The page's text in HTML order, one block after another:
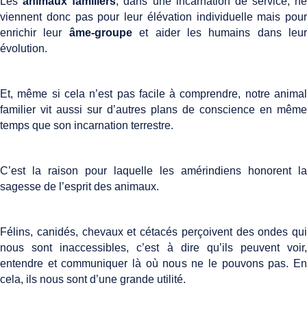
viennent donc pas pour leur élévation individuelle mais pour
enrichir leur âme-groupeet aider les humains dans leur
évolution.
Et, même si cela n’est pas facile à comprendre, notre animal
familier vit aussi sur d’autres plans de conscience en même
temps que son incarnation terrestre.
C’est la raison pour laquelle les amérindiens honorent la
sagesse de l’esprit des animaux.
Félins, canidés, chevaux et cétacés perçoivent des ondes qui
nous sont inaccessibles, c’est à dire qu’ils peuvent voir,
entendre et communiquer là où nous ne le pouvons pas. En
cela, ils nous sont d’une grande utilité.